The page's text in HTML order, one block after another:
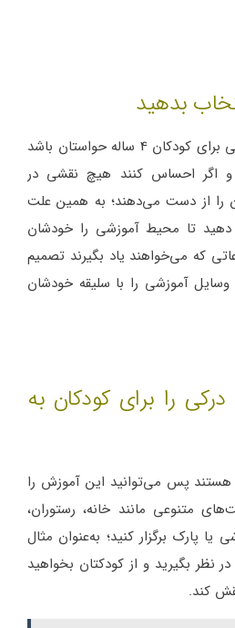
بدهید
هنگام آموزش زبان انگلیسی برای کودکان 4 ساله حواستان باشد
و اگر احساس کنند هیچ نقشی در
را از دست می‌دهند؛ به همین علت
دهید تا محیط آموزشی را خودشان
که می‌خواهند یاد بگیرند تصمیم
وسایل آموزشی را با سلیقه خودشان
را برای کودکان به
هستند پس می‌توانید این آموزش را
متنوعی مانند خانه، رستوران،
یا پارک برگزار کنید؛ به‌عنوان مثال
نظر بگیرید و از کودکتان بخواهید
کند.